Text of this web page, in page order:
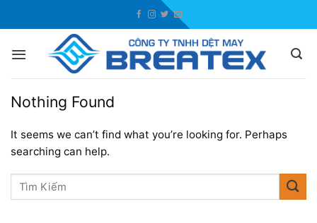
Nothing Found
It seems we can’t find what you’re looking for. Perhaps
searching can help.